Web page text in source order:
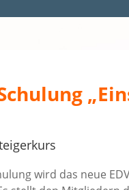
wird das neue